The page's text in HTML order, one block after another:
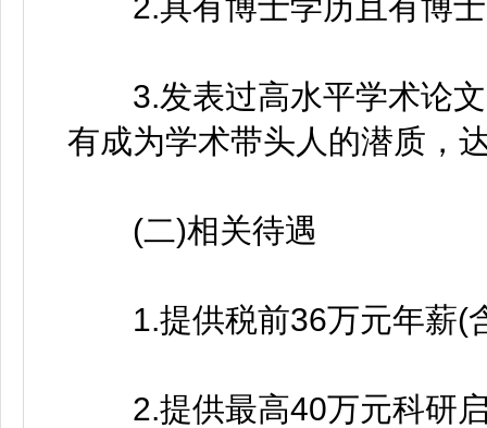
3.发表过高水平学术论文
有成为学术带头人的潜质，
(二)相关待遇
1.提供税前36万元年薪(
2.提供最高40万元科研启